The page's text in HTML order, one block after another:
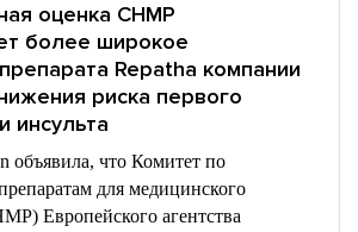
оценка CHMP
более широкое
Repatha компании
риска первого
инсульта
объявила, что Комитет по
для медицинского
Европейского агентства